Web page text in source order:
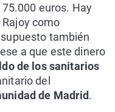
euros. Hay
como
también
a que este dinero
de los sanitarios
del
de Madrid.